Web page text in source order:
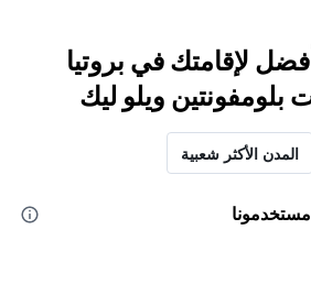
لإقامتك في بروتيا
بلومفونتين ويلو ليك
المدن الأكثر شعبية
مستخدمونا